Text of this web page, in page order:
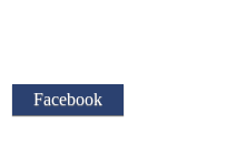
Facebook